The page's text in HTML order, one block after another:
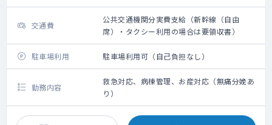
交通費
公共交通機関分実費支給（新幹線（自由
席）・タクシー利用の場合は要領収書）
駐車場利用 駐車場利用可（自己負担なし）
勤務内容
救急対応、病棟管理、お産対応（無痛分娩あ
り）